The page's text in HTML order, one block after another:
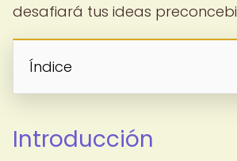
desafiará tus ideas
Índice
Introducción